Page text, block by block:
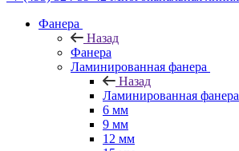
Фанера
Назад
Фанера
Ламинированная фанера
Назад
Ламинированная фанера
6 мм
9 мм
12 мм